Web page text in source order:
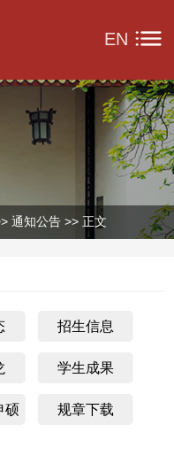
EN
通知公告 >> 正文
招生信息
学生成果
硕 规章下载